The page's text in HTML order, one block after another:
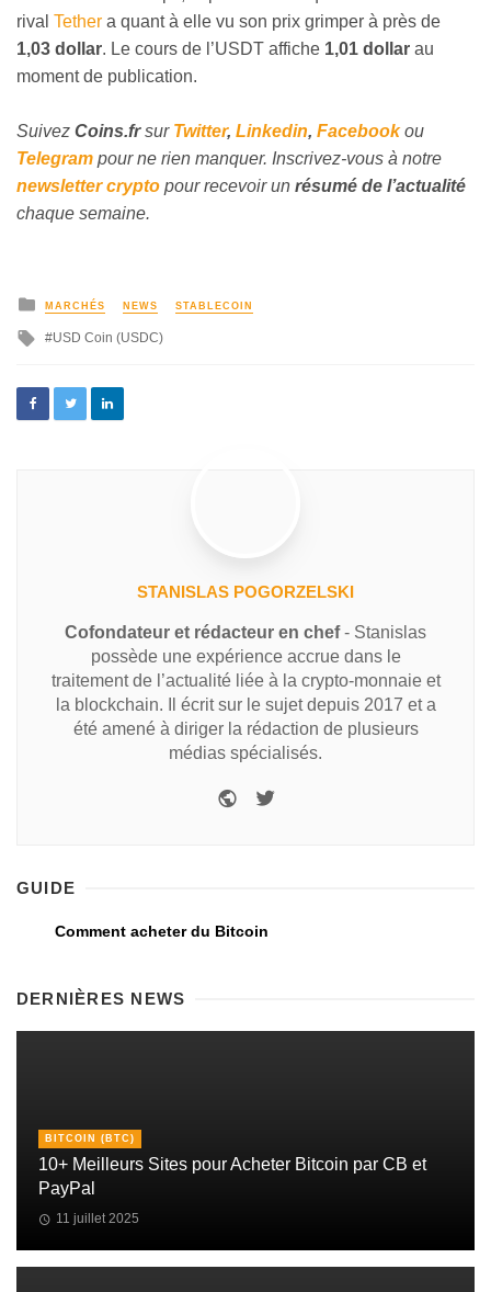
rival Tether a quant à elle vu son prix grimper à près de
1,03 dollar. Le cours de l’USDT affiche 1,01 dollar au
moment de publication.
Suivez Coins.frsur Twitter, Linkedin, Facebookou
Telegram pour ne rien manquer. Inscrivez-vous à notre
newsletter crypto pour recevoir un résumé de l’actualité
chaque semaine.
MARCHÉS NEWS STABLECOIN
USD Coin (USDC)
STANISLAS POGORZELSKI
Cofondateur et rédacteur en chef- Stanislas
possède une expérience accrue dans le
traitement de l’actualité liée à la crypto-monnaie et
la blockchain. Il écrit sur le sujet depuis 2017 et a
été amené à diriger la rédaction de plusieurs
médias spécialisés.
GUIDE
Comment acheter du Bitcoin
DERNIÈRES NEWS
BITCOIN (BTC)
10+ Meilleurs Sites pour Acheter Bitcoin par CB et
PayPal
11 juillet 2025